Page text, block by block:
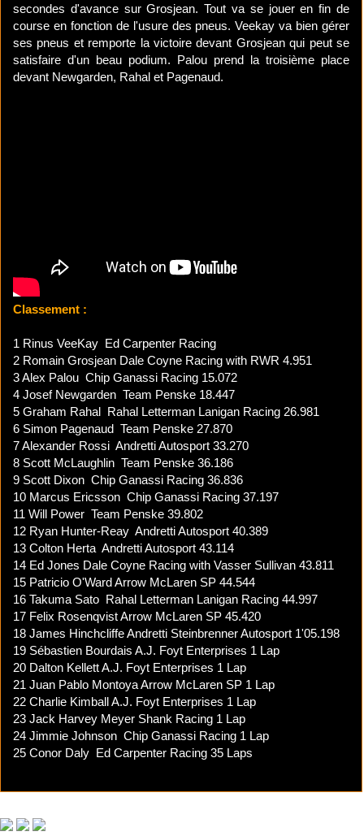
secondes d'avance sur Grosjean. Tout va se jouer en fin de
course en fonction de l'usure des pneus. Veekay va bien gérer
ses pneus et remporte la victoire devant Grosjean qui peut se
satisfaire d'un beau podium. Palou prend la troisième place
devant Newgarden, Rahal et Pagenaud.
Classement :
1 Rinus VeeKay Ed Carpenter Racing
2 Romain Grosjean Dale Coyne Racing with RWR 4.951
3 Alex Palou Chip Ganassi Racing 15.072
4 Josef Newgarden Team Penske 18.447
5 Graham Rahal Rahal Letterman Lanigan Racing 26.981
6 Simon Pagenaud Team Penske 27.870
7 Alexander Rossi Andretti Autosport 33.270
8 Scott McLaughlin Team Penske 36.186
9 Scott Dixon Chip Ganassi Racing 36.836
10 Marcus Ericsson Chip Ganassi Racing 37.197
11 Will Power Team Penske 39.802
12 Ryan Hunter-Reay Andretti Autosport 40.389
13 Colton Herta Andretti Autosport 43.114
14 Ed Jones Dale Coyne Racing with Vasser Sullivan 43.811
15 Patricio O'WardArrow McLaren SP 44.544
16 Takuma Sato Rahal Letterman Lanigan Racing 44.997
17 Felix RosenqvistArrow McLaren SP 45.420
18 James HinchcliffeAndretti Steinbrenner Autosport 1'05.198
19 Sébastien Bourdais A.J. Foyt Enterprises 1 Lap
20 Dalton KellettA.J. Foyt Enterprises 1 Lap
21 Juan Pablo MontoyaArrow McLaren SP 1 Lap
22 Charlie KimballA.J. Foyt Enterprises 1 Lap
23 Jack Harvey Meyer Shank Racing 1 Lap
24 Jimmie Johnson Chip Ganassi Racing 1 Lap
25 Conor Daly Ed Carpenter Racing 35 Laps